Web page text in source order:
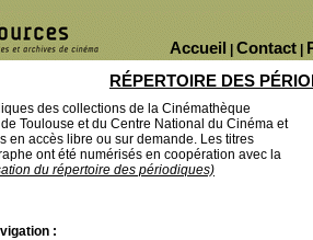
Contact
Accueil
RÉPERTOIRE DES
des collections de la Cinémathèque
Toulouse et du Centre National du Cinéma et
en accès libre ou sur demande. Les titres
ont été numérisés en coopération avec la
du répertoire des périodiques)
: